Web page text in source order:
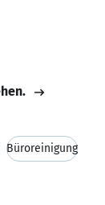
Büroreinigung